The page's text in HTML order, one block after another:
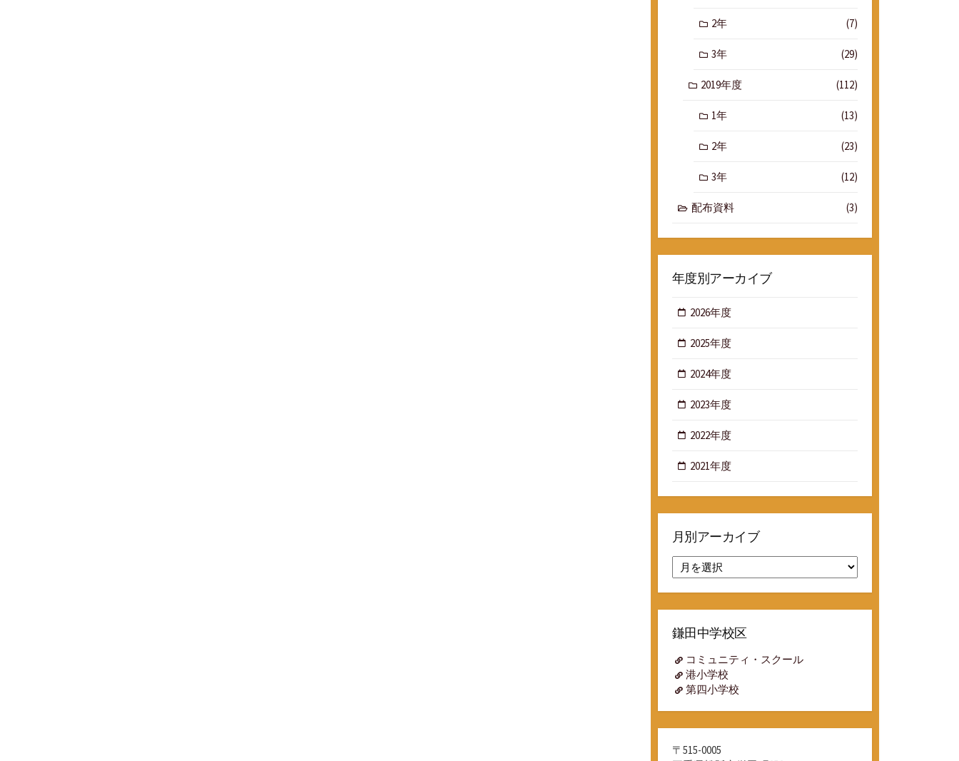
2年 (7)
3年 (29)
2019年度 (112)
1年 (13)
2年 (23)
3年 (12)
配布資料 (3)
年度別アーカイブ
2026年度
2025年度
2024年度
2023年度
2022年度
2021年度
月別アーカイブ
別
ア
ー
イ
鎌田中学校区
コミュニティ・スクール
港小学校
第四小学校
〒515-0005